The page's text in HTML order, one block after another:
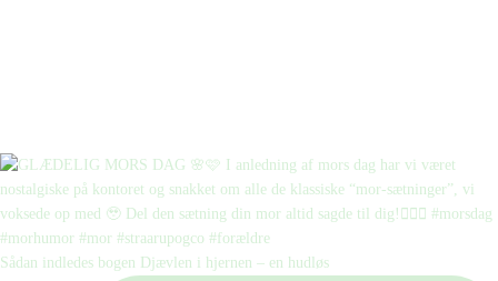
Sådan indledes bogen Djævlen i hjernen – en hudløs